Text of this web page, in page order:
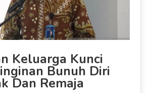
Keluarga Kunci
Bunuh Diri
Dan Remaja